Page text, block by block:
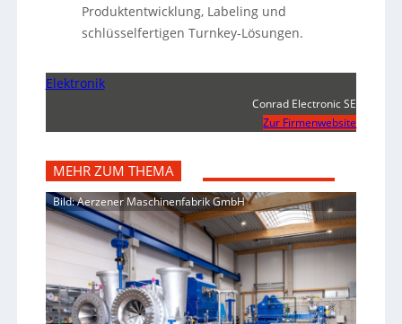
Produktentwicklung, Labeling und
schlüsselfertigen Turnkey-Lösungen.
Elektronik
Conrad Electronic SE
Zur Firmenwebsite
MEHR ZUM THEMA
Bild: Aerzener Maschinenfabrik GmbH